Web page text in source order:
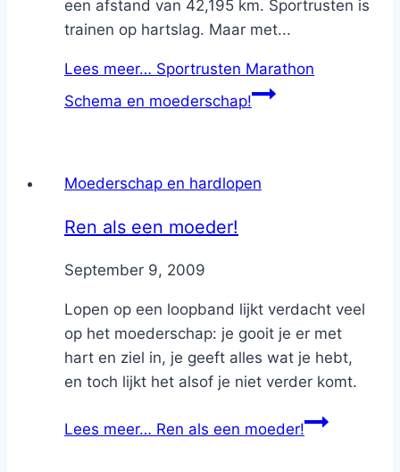
een afstand van 42,195 km. Sportrusten is
trainen op hartslag. Maar met...
Lees meer… Sportrusten Marathon
Schema en moederschap!
Moederschap en hardlopen
Ren als een moeder!
ByNicole
September 9, 2009
Lopen op een loopband lijkt verdacht veel
op het moederschap: je gooit je er met
hart en ziel in, je geeft alles wat je hebt,
en toch lijkt het alsof je niet verder komt.
Lees meer… Ren als een moeder!